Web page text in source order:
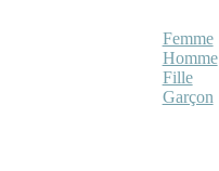
Femme
Homme
Fille
Garçon